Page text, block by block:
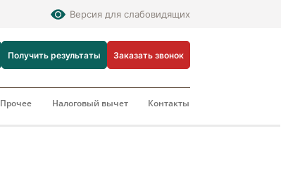
Версия для слабовидящих
Получить результаты Заказать звонок
Прочее Налоговый вычет Контакты